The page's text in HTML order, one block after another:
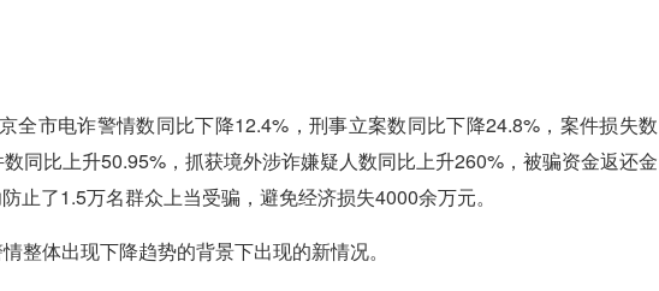
市电诈警情数同比下降12.4%，刑事立案数同比下降24.8%，案件损失数
同比上升50.95%，抓获境外涉诈嫌疑人数同比上升260%，被骗资金返还金
止了1.5万名群众上当受骗，避免经济损失4000余万元。
体出现下降趋势的背景下出现的新情况。